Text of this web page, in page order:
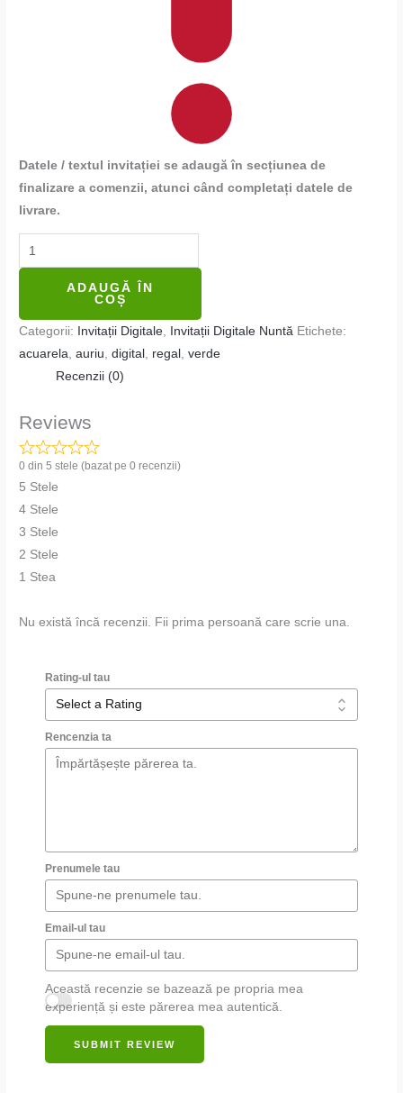
Datele / textul invitației se adaugă în secțiunea de
finalizare a comenzii, atunci când completați datele de
livrare.
ADAUGĂ ÎN
COȘ
Categorii: Invitații Digitale Invitații Digitale Nuntă Etichete:
acuarela ,auriu ,digital regal ,verde
Recenzii (0)
Reviews
0 din 5 stele (bazat pe 0 recenzii)
5 Stele
4 Stele
3 Stele
2 Stele
1 Stea
Nu există încă recenzii. Fii prima persoană care scrie una.
Rating-ul tau
Rencenzia ta
Prenumele tau
Email-ul tau
Această recenzie se bazează pe propria mea
experiență și este părerea mea autentică.
SUBMIT REVIEW